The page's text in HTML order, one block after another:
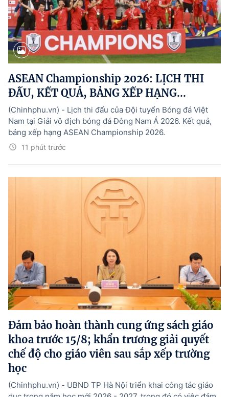
ASEAN Championship 2026: LỊCH THI
ĐẤU, KẾT QUẢ, BẢNG XẾP HẠNG...
11 phút trước
(Chinhphu.vn) - Lịch thi đấu của Đội tuyển Bóng đá Việt
Nam tại Giải vô địch bóng đá Đông Nam Á 2026. Kết quả,
bảng xếp hạng ASEAN Championship 2026.
Đảm bảo hoàn thành cung ứng sách giáo
khoa trước 15/8; khẩn trương giải quyết
chế độ cho giáo viên sau sắp xếp trường
học
(Chinhphu.vn) - UBND TP Hà Nội triển khai công tác giáo